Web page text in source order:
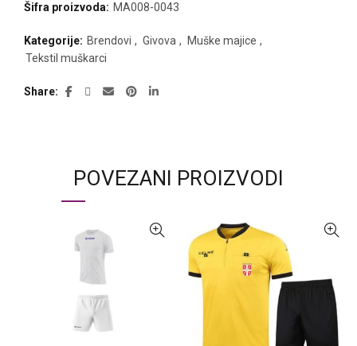
Šifra proizvoda: MA008-0043
Kategorije: Brendovi , Givova , Muške majice ,
Tekstil muškarci
Share
POVEZANI PROIZVODI